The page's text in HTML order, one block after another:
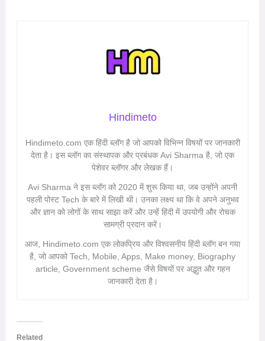
Hindimeto
Hindimeto.com एक हिंदी ब्लॉग है जो आपको विभिन्न विषयों पर जानकारी
देता है। इस ब्लॉग का संस्थापक और प्रबंधक Avi Sharma है, जो एक
पेशेवर ब्लॉगर और लेखक हैं।
Avi Sharma ने इस ब्लॉग को 2020 में शुरू किया था, जब उन्होंने अपनी
पहली पोस्ट Tech के बारे में लिखी थी। उनका लक्ष्य था कि वे अपने अनुभव
और ज्ञान को लोगों के साथ साझा करें और उन्हें हिंदी में उपयोगी और रोचक
सामग्री प्रदान करें।
आज, Hindimeto.com एक लोकप्रिय और विश्वसनीय हिंदी ब्लॉग बन गया
है, जो आपको Tech, Mobile, Apps, Make money, Biography
article, Government scheme जैसे विषयों पर अद्भुत और गहन
जानकारी देता है।
Related